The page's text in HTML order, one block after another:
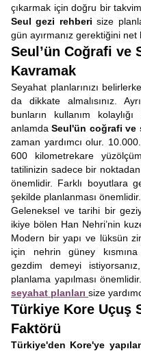
çıkarmak için doğru bir
Seul gezi rehberisize
gün ayırmanız gerektiğini net
Seul’ün Coğrafi ve
Kavramak
Seyahat planlarınızı
da dikkate almalısınız.
bunların kullanım
anlamdaSeul'ün coğrafi ve
zaman yardımcı olur.
600 kilometrekare
tatilinizin sadece bir noktadan
önemlidir. Farklı boyutlara
şekilde planlanması önemlidir.
Geleneksel ve tarihi bir
ikiye bölen Han Nehri’nin
Modern bir yapı ve lüksün
için nehrin güney kısmına
gezdim demeyi
planlama yapılması
seyahat planları size
Türkiye Kore Uçuş
Faktörü
Türkiye'den Kore'ye